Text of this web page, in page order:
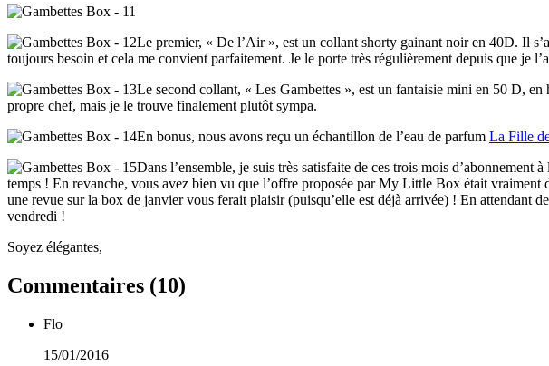
Le premier, « De l’Air », est un collant shorty gainant noir en 40D. Il
toujours besoin et cela me convient parfaitement. Je le porte très régulièrement depuis que je
Le second collant, « Les Gambettes », est un fantaisie mini en 50 D,
propre chef, mais je le trouve finalement plutôt sympa.
En bonus, nous avons reçu un échantillon de l’eau de parfum La Fille
Dans l’ensemble, je suis très satisfaite de ces trois mois
temps ! En revanche, vous avez bien vu que l’offre proposée par My Little Box était vraiment
une revue sur la box de janvier vous ferait plaisir (puisqu’elle est déjà arrivée) ! En attendant
vendredi !
Soyez élégantes,
Commentaires (10)
Flo
15/01/2016